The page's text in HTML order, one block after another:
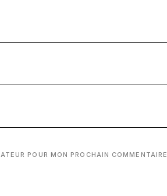
POUR MON PROCHAIN COMMENTAIRE.